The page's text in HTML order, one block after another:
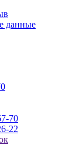
данные
70
22